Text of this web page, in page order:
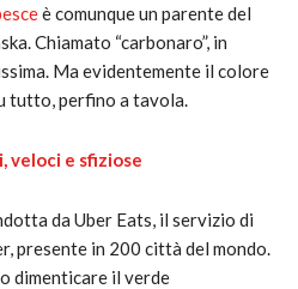
è comunque un parente del
Chiamato “carbonaro”, in
Ma evidentemente il colore
tutto, perfino a tavola.
veloci e sfiziose
da Uber Eats, il servizio di
presente in 200 città del mondo.
dimenticare il verde